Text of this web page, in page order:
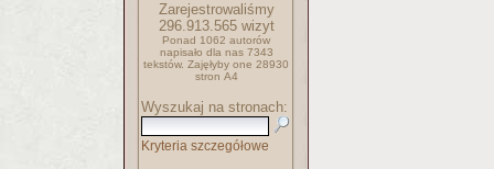
Zarejestrowaliśmy
296.913.565wizyt
Ponad 1062 autorów
napisało dla nas 7343
tekstów. Zajęłyby one 28930
stron A4
Wyszukaj na stronach:
Kryteria szczegółowe